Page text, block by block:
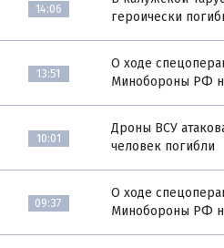
14:06
героически
13:51
О ходе
Минобороны РФ
10:01
Дроны ВСУ
человек погибли
09:37
О ходе
Минобороны РФ